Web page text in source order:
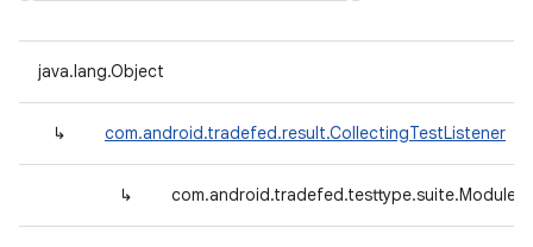
java.lang.Object
↳ com.android.tradefed.result.CollectingTestListener
↳